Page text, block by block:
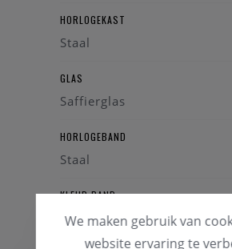
HORLOGEKAST
Staal
GLAS
Saffierglas
HORLOGEBAND
Staal
KLEUR BAND
Zilverkleurig
We maken gebruik van
website ervaring te